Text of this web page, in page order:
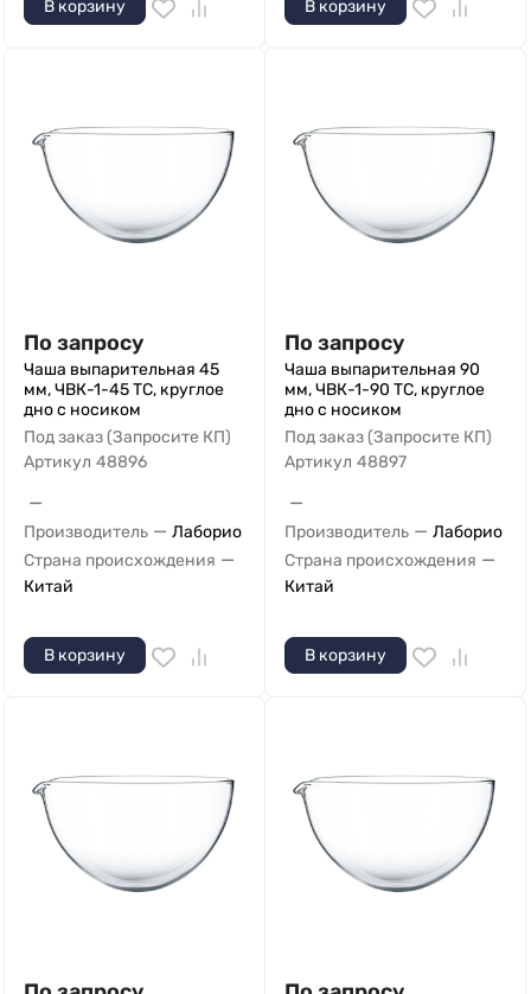
В корзину В корзину
По запросу
Чаша выпарительная 45
мм, ЧВК-1-45 ТС, круглое
дно с носиком
Под заказ (Запросите КП)
Артикул 48896
—
Производитель — Лаборио
Страна происхождения —
Китай
В корзину
По запросу
Чаша выпарительная 90
мм, ЧВК-1-90 ТС, круглое
дно с носиком
Под заказ (Запросите КП)
Артикул 48897
—
Производитель — Лаборио
Страна происхождения —
Китай
В корзину